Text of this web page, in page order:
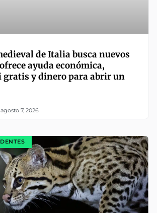
de Italia busca nuevos
ayuda económica,
gratis y dinero para abrir un
agosto 7, 2026